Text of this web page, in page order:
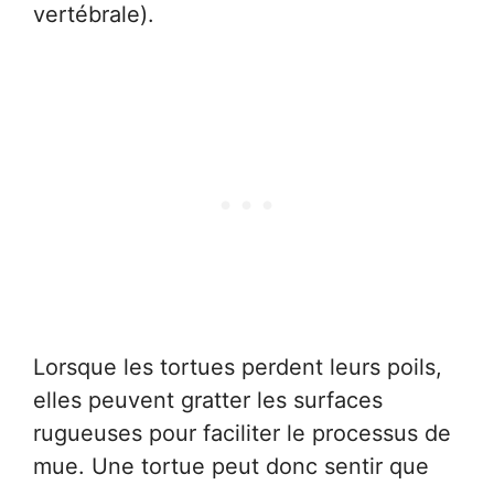
vertébrale).
Lorsque les tortues perdent leurs poils,
elles peuvent gratter les surfaces
rugueuses pour faciliter le processus de
mue. Une tortue peut donc sentir que